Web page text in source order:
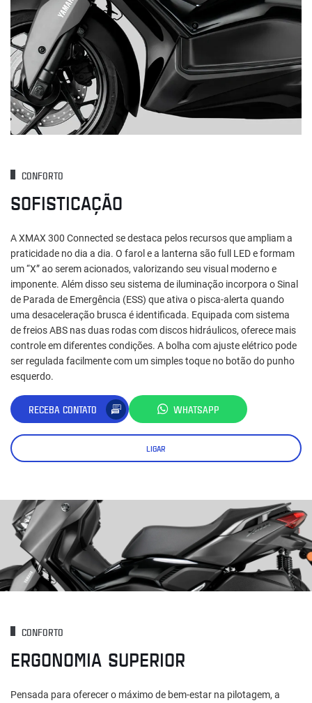
CONFORTO
SOFISTICAÇÃO
A XMAX 300 Connected se destaca pelos recursos que ampliam a
praticidade no dia a dia. O farol e a lanterna são full LED e formam
um “X” ao serem acionados, valorizando seu visual moderno e
imponente. Além disso seu sistema de iluminação incorpora o Sinal
de Parada de Emergência (ESS) que ativa o pisca-alerta quando
uma desaceleração brusca é identificada. Equipada com sistema
de freios ABS nas duas rodas com discos hidráulicos, oferece mais
controle em diferentes condições. A bolha com ajuste elétrico pode
ser regulada facilmente com um simples toque no botão do punho
esquerdo.
RECEBA CONTATO WHATSAPP
LIGAR
CONFORTO
ERGONOMIA SUPERIOR
Pensada para oferecer o máximo de bem-estar na pilotagem, a